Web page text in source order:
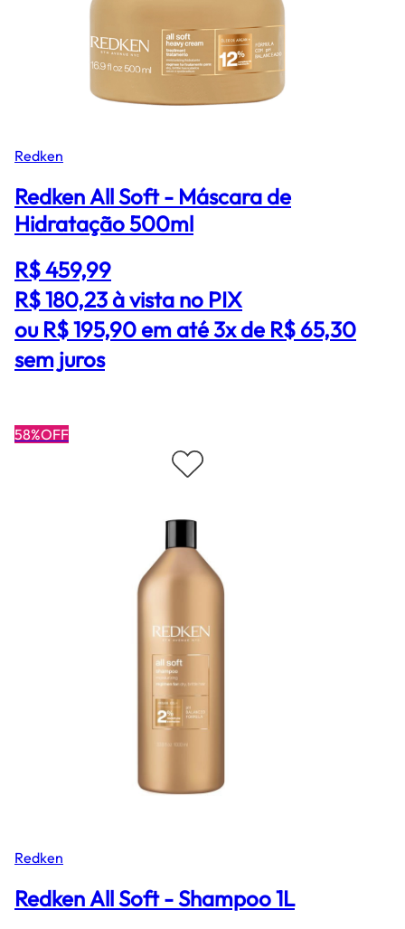
Redken
Redken All Soft - Máscara de
Hidratação 500ml
R$ 459,99
R$ 180,23à vista no PIX
ou R$ 195,90 em até 3x de R$ 65,30
sem juros
58%OFF
Redken
Redken All Soft - Shampoo 1L